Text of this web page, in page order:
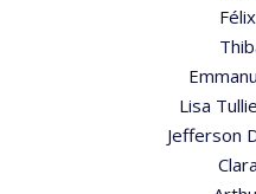
Lisa
Jefferson